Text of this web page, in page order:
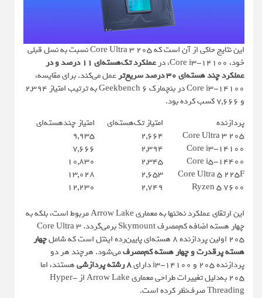
این نتایج حاکی از آن است که Core Ultra 3 205 نسبت به نسل قبلی
خود، Core i3-14100، در
عملکرد تک‌هسته‌ای 11 درصد و در
عملکرد چند هسته‌ای 30 درصد سریع‌تر
عمل می‌کند. برای مقایسه،
Core i3-14100 در بنچمارک Geekbench 6 به ترتیب امتیاز 2,394
و 7,666 کسب کرده بود.
پردازنده
امتیاز تک‌هسته‌ای
امتیاز چندهسته‌ای
Core Ultra 3 205
2,664
9,935
Core i3-14100
2,394
7,666
Core i5-14400
2,345
10,830
Core Ultra 5 225F
2,653
13,028
Ryzen 5 7600
2,749
12,230
این ارتقای عملکرد نه‌تنها به معماری Arrow Lake مربوط است، بلکه به
چهار هسته اضافه کم‌مصرف Skymount برمی‌گردد. Core Ultra 3
205 اولین پردازنده 8 هسته‌ای پایین‌رده اینتل است که شامل
چهار
هسته پرقدرت و چهار هسته کم‌مصرفمی‌شود. هرچند هر دو
پردازنده 205 و i3-14100 دارای
8 رشته پردازشی
هستند، اما
205 به‌دلیل تغییرات طراحی معماری Arrow Lake از Hyper-
Threading صرف‌نظر کرده است.